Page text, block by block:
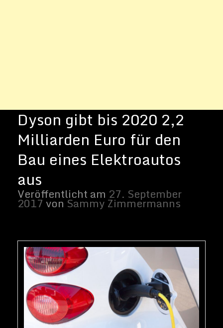
Foto: Ein Elektroauto wird geladen | Bild
Das britische Technologieunternehmen
Dysonhat seine Design-Kompetenz bereits
auf Produkte wie Staubsauger,
Handtrockner und Ventilatoren ohne
Schaufel bewiesen. Nun werden sie laut
Firmengründer James Dyson
einen
Abstecher in den Elektroautomarkt
machen.